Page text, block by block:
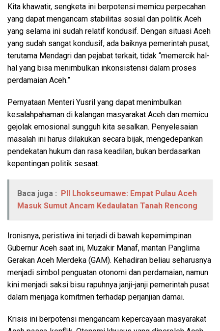
Kita khawatir, sengketa ini berpotensi memicu perpecahan
yang dapat mengancam stabilitas sosial dan politik Aceh
yang selama ini sudah relatif kondusif. Dengan situasi Aceh
yang sudah sangat kondusif, ada baiknya pemerintah pusat,
terutama Mendagri dan pejabat terkait, tidak “memercik hal-
hal yang bisa menimbulkan inkonsistensi dalam proses
perdamaian Aceh.”
Pernyataan Menteri Yusril yang dapat menimbulkan
kesalahpahaman di kalangan masyarakat Aceh dan memicu
gejolak emosional sungguh kita sesalkan. Penyelesaian
masalah ini harus dilakukan secara bijak, mengedepankan
pendekatan hukum dan rasa keadilan, bukan berdasarkan
kepentingan politik sesaat.
Baca juga :
PII Lhokseumawe: Empat Pulau Aceh
Masuk Sumut Ancam Kedaulatan Tanah Rencong
Ironisnya, peristiwa ini terjadi di bawah kepemimpinan
Gubernur Aceh saat ini, Muzakir Manaf, mantan Panglima
Gerakan Aceh Merdeka (GAM). Kehadiran beliau seharusnya
menjadi simbol penguatan otonomi dan perdamaian, namun
kini menjadi saksi bisu rapuhnya janji-janji pemerintah pusat
dalam menjaga komitmen terhadap perjanjian damai.
Krisis ini berpotensi mengancam kepercayaan masyarakat